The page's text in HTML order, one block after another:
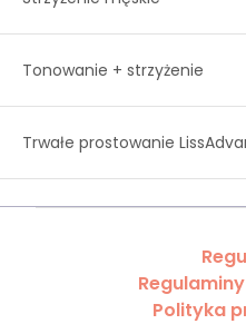
Tonowanie + strzyżenie
Trwałe prostowanie
Polityka